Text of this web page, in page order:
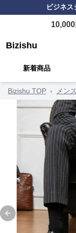
ビジネス
10,000
Bizishu
新着商品
Bizishu TOP › メン
Previous slide